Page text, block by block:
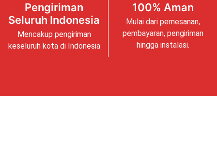
Pengiriman
Seluruh Indonesia
Mencakup pengiriman
keseluruh kota di Indonesia
100% Aman
Mulai dari pemesanan,
pembayaran, pengiriman
hingga instalasi.